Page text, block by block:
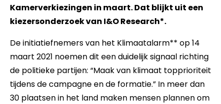
Kamerverkiezingen in maart. Dat blijkt uit een
kiezersonderzoek van I&O Research*.
Deinitiatiefnemersvan het Klimaatalarm** op 14
maart 2021 noemen dit een duidelijk signaal richting
de politieke partijen: “Maak van klimaat topprioriteit
tijdens de campagne en de formatie.” In meer dan
30 plaatsen in het land maken mensen plannen om